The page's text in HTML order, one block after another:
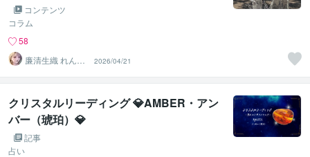
コンテンツ
コラム
58
廉清生織 れんせ
い さき
2026/04/21
クリスタルリーディング 💎AMBER・アン
バー（琥珀）💎
記事
占い